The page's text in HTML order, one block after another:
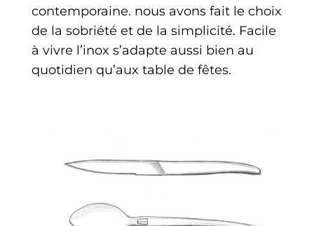
contemporaine. nous avons fait le choix
de la sobriété et de la simplicité. Facile
à vivre l’inox s’adapte aussi bien au
quotidien qu’aux table de fêtes.